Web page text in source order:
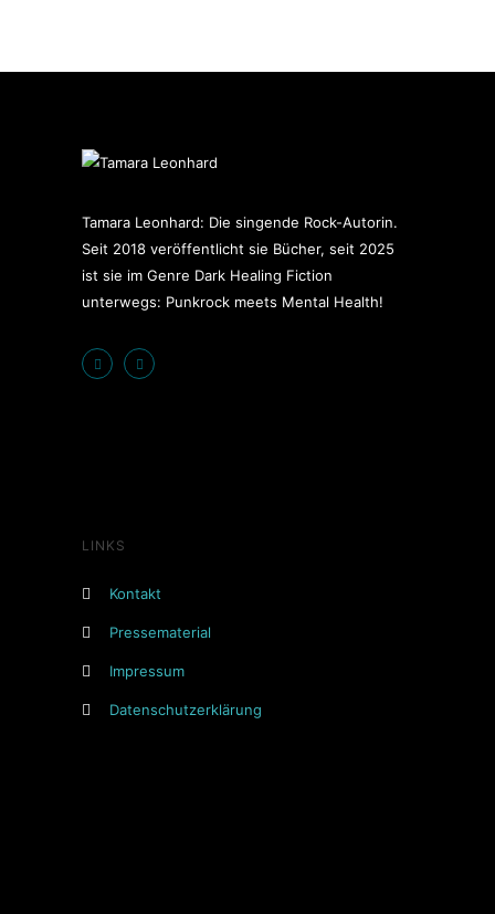
Tamara Leonhard: Die singende Rock-Autorin.
Seit 2018 veröffentlicht sie Bücher, seit 2025
ist sie im Genre Dark Healing Fiction
unterwegs: Punkrock meets Mental Health!
LINKS
Kontakt
Pressematerial
Impressum
Datenschutzerklärung